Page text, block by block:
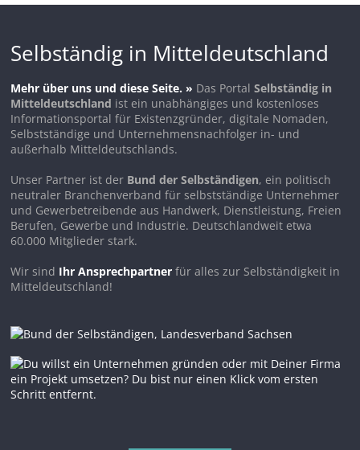
Selbständig in Mitteldeutschland
Mehr über uns und diese Seite. » Das PortalSelbständig in
Mitteldeutschland ist ein unabhängiges und kostenloses
Informationsportal für Existenzgründer, digitale Nomaden,
Selbstständige und Unternehmensnachfolger in- und
außerhalb Mitteldeutschlands.
Unser Partner ist der Bund der Selbständigen, ein politisch
neutraler Branchenverband für selbstständige Unternehmer
und Gewerbetreibende aus Handwerk, Dienstleistung, Freien
Berufen, Gewerbe und Industrie. Deutschlandweit etwa
60.000 Mitglieder stark.
Wir sind Ihr Ansprechpartner für alles zur Selbständigkeit in
Mitteldeutschland!